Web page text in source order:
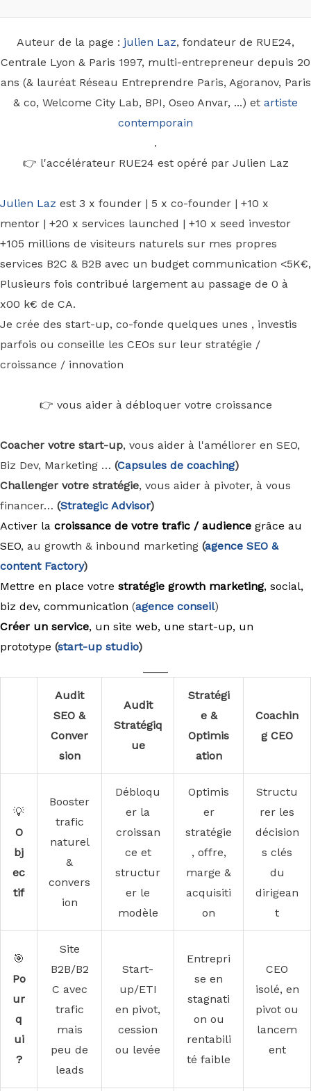
Auteur de la page : julien Laz, fondateur de RUE24,
Centrale Lyon & Paris 1997, multi-entrepreneur depuis 20
ans (& lauréat Réseau Entreprendre Paris, Agoranov, Paris
& co, Welcome City Lab, BPI, Oseo Anvar, ...) et artiste
contemporain
.
👉 l'accélérateur RUE24 est opéré par Julien Laz
Julien Laz est 3 x founder | 5 x co-founder | +10 x
mentor | +20 x services launched | +10 x seed investor
+105 millions de visiteurs naturels sur mes propres
services B2C & B2B avec un budget communication <5K€,
Plusieurs fois contribué largement au passage de 0 à
x00 k€ de CA.
Je crée des start-up, co-fonde quelques unes , investis
parfois ou conseille les CEOs sur leur stratégie /
croissance / innovation
👉 vous aider à débloquer votre croissance
Coacher votre start-up, vous aider à l'améliorer en SEO,
Biz Dev, Marketing … (Capsules de coaching)
Challenger votre stratégie, vous aider à pivoter, à vous
financer… (Strategic Advisor)
Activer la croissance de votre trafic / audience grâce au
SEO, au growth & inbound marketing (agence SEO &
content Factory)
Mettre en place votre stratégie growth marketing, social,
biz dev, communication (agence conseil)
Créer un service, un site web, une start-up, un
prototype (start-up studio)
Audit
SEO &
Conver
sion
Audit
Stratégiq
ue
Stratégi
e &
Optimis
ation
Coachin
g CEO
💡
O
bj
ec
tif
Booster
trafic
naturel
&
convers
ion
Débloqu
er la
croissan
ce et
structur
er le
modèle
Optimis
er
stratégie
, offre,
marge &
acquisiti
on
Structu
rer les
décision
s clés
du
dirigean
t
🎯
Po
ur
q
ui
?
Site
B2B/B2
C avec
trafic
mais
peu de
leads
Start-
up/ETI
en pivot,
cession
ou levée
Entrepri
se en
stagnati
on ou
rentabili
té faible
CEO
isolé, en
pivot ou
lancem
ent